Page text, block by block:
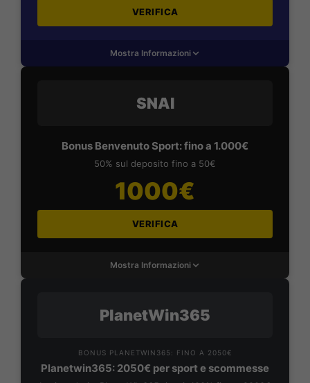
VERIFICA
Mostra Informazioni
SNAI
Bonus Benvenuto Sport: fino a 1.000€
50% sul deposito fino a 50€
1000€
VERIFICA
Mostra Informazioni
PlanetWin365
BONUS PLANETWIN365: FINO A 2050€
Planetwin365: 2050€ per sport e scommesse